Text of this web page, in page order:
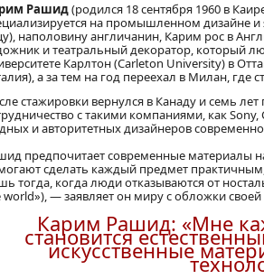
Рашид(родился 18 сентября 1960 в
на промышленном дизайне и
наполовину англичанин, Карим рос в
и театральный декоратор, который
Карлтон (Carleton University) в
а за тем на год переехал в Милан, где
стажировки вернулся в Канаду и семь
с такими компаниями, как
и авторитетных дизайнеров
предпочитает современные материалы
сделать каждый предмет
тогда, когда люди отказываются от
world»), — заявляет он миру с обложки
Карим Рашид: «Мне
становится
искусственные